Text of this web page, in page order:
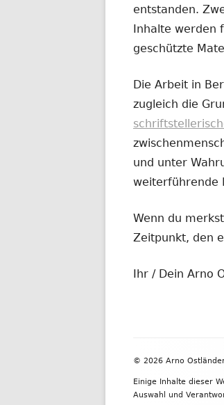
entstanden.
Inhalte werden
geschützte
Die Arbeit in
zugleich die
und unter
weiterführende
Wenn du
Zeitpunkt, den
Ihr / Dein Arno
Inhalt
© 2026 Arno
Einige Inhalte dieser
Auswahl und